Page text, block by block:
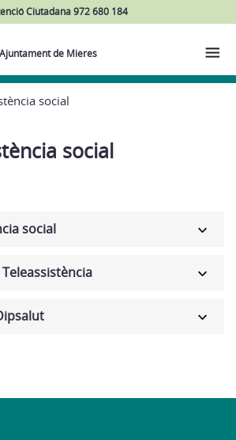
Ciutadana 972 680 184
de Mieres
social
social
social